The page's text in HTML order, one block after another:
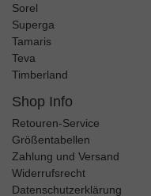
Sorel
Superga
Tamaris
Teva
Timberland
Shop Info
Retouren-Service
Größentabellen
Zahlung und Versand
Widerrufsrecht
Datenschutzerklärung